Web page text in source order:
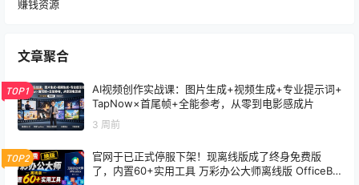
赚钱资源
文章聚合
TOP1
AI视频创作实战课：图片生成+视频生成+专业提示词+
TapNow×首尾帧+全能参考，从零到电影感成片
3 周前
TOP2
官网于已正式停服下架！现离线版成了终身免费版
了，内置60+实用工具 万彩办公大师离线版 OfficeBo